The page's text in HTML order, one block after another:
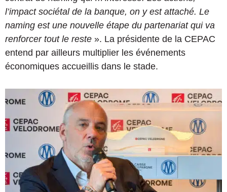
l’impact sociétal de la banque, on y est attaché. Le
naming est une nouvelle étape du partenariat qui va
renforcer tout le reste ». La présidente de la CEPAC
entend par ailleurs multiplier les événements
économiques accueillis dans le stade.